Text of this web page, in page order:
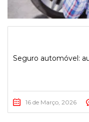
Seguro automóvel:
16 de Março, 2026